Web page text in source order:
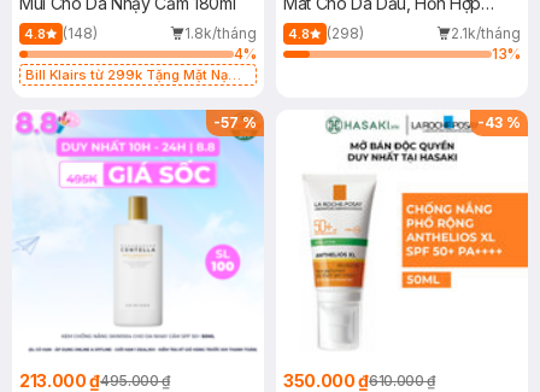
4.8 (148)
1.8k/tháng
4%
Bill Klairs từ 299k Tặng Mặt Nạ
25ml (SL Có Hạn)
400ml
4.8 (298)
2.1k/tháng
13%
-57%
213.000 ₫495.000 ₫
-43 %
350.000 ₫610.000 ₫